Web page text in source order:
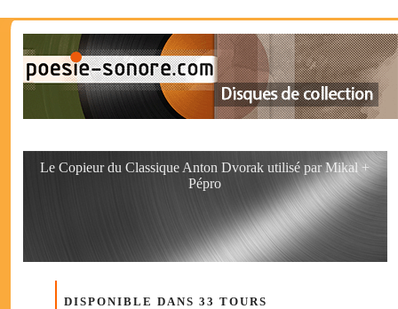
Le Copieur du Classique Anton Dvorak utilisé par Mikal +
Pépro
DISPONIBLE DANS 33 TOURS